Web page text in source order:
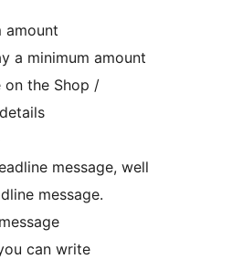
amount
a minimum amount
on the Shop /
message, well
message.
can write